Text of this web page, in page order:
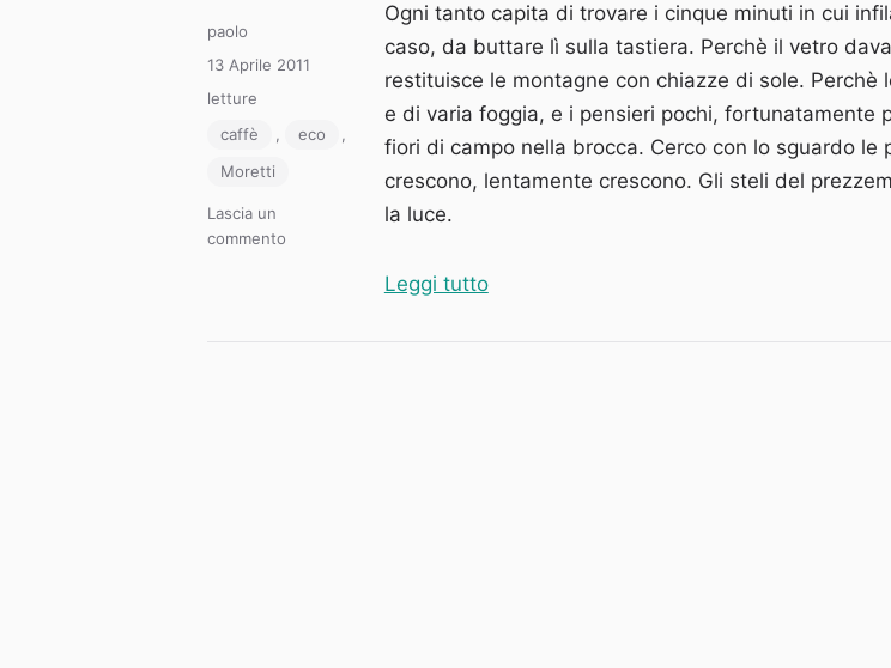
Ogni tanto capita di trovare i cinque minuti in cui
caso, da buttare lì sulla tastiera. Perchè il vetro
restituisce le montagne con chiazze di sole. Perchè
e di varia foggia, e i pensieri pochi, fortunatamente
fiori di campo nella brocca. Cerco con lo sguardo le
crescono, lentamente crescono. Gli steli del
la luce.
Leggi tutto“I classici cinque minuti”
Autore
paolo
Pubblicato
il
13 Aprile 2011
Categorie
letture
Tag
caffè , eco
,
Moretti
Lascia un
commento